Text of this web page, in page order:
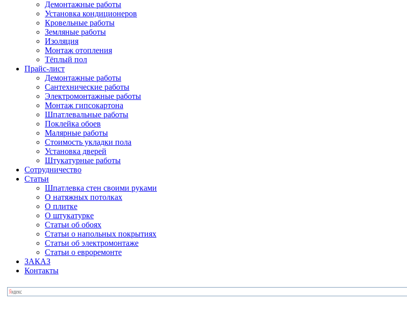
Демонтажные работы
Установка кондиционеров
Кровельные работы
Земляные работы
Изоляция
Монтаж отопления
Тёплый пол
Прайс-лист
Демонтажные работы
Сантехнические работы
Электромонтажные работы
Монтаж гипсокартона
Шпатлевальные работы
Поклейка обоев
Малярные работы
Стоимость укладки пола
Установка дверей
Штукатурные работы
Сотрудничество
Статьи
Шпатлевка стен своими руками
О натяжных потолках
О плитке
О штукатурке
Статьи об обоях
Статьи о напольных покрытиях
Статьи об электромонтаже
Статьи о евроремонте
ЗАКАЗ
Контакты